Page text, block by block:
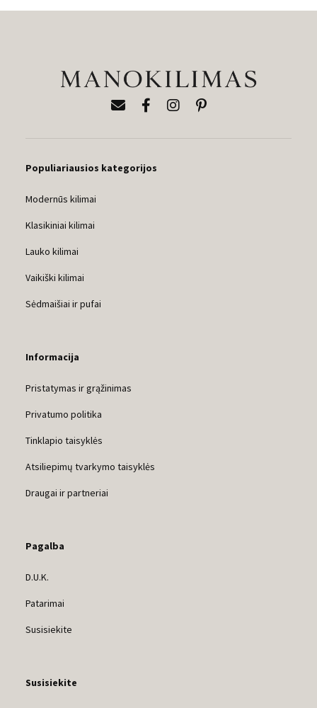
469,90 €
Populiariausios kategorijos
Modernūs kilimai
Klasikiniai kilimai
Lauko kilimai
Vaikiški kilimai
Sėdmaišiai ir pufai
Informacija
Pristatymas ir grąžinimas
Privatumo politika
Tinklapio taisyklės
Atsiliepimų tvarkymo taisyklės
Draugai ir partneriai
Pagalba
D.U.K.
Patarimai
Susisiekite
Susisiekite